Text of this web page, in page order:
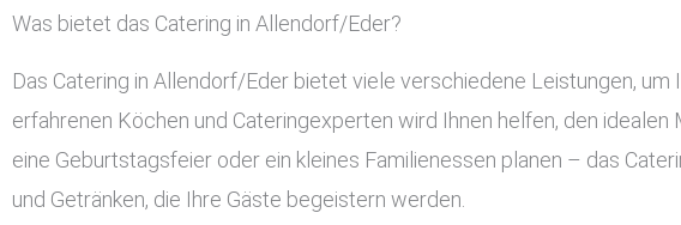
Was bietet das Catering in Allendorf/Eder?
Das Catering in Allendorf/Eder bietet viele verschiedene Leistungen,
erfahrenen Köchen und Cateringexperten wird Ihnen helfen, den
eine Geburtstagsfeier oder ein kleines Familienessen planen – das
und Getränken, die Ihre Gäste begeistern werden.